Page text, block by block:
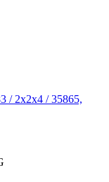
/ 2x2x4 / 35865,